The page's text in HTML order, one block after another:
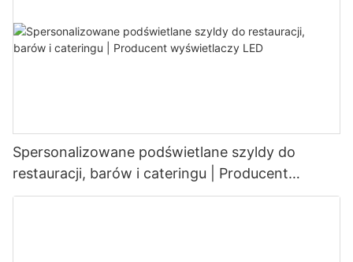
Spersonalizowane podświetlane szyldy do
restauracji, barów i cateringu | Producent
wyświetlaczy LED